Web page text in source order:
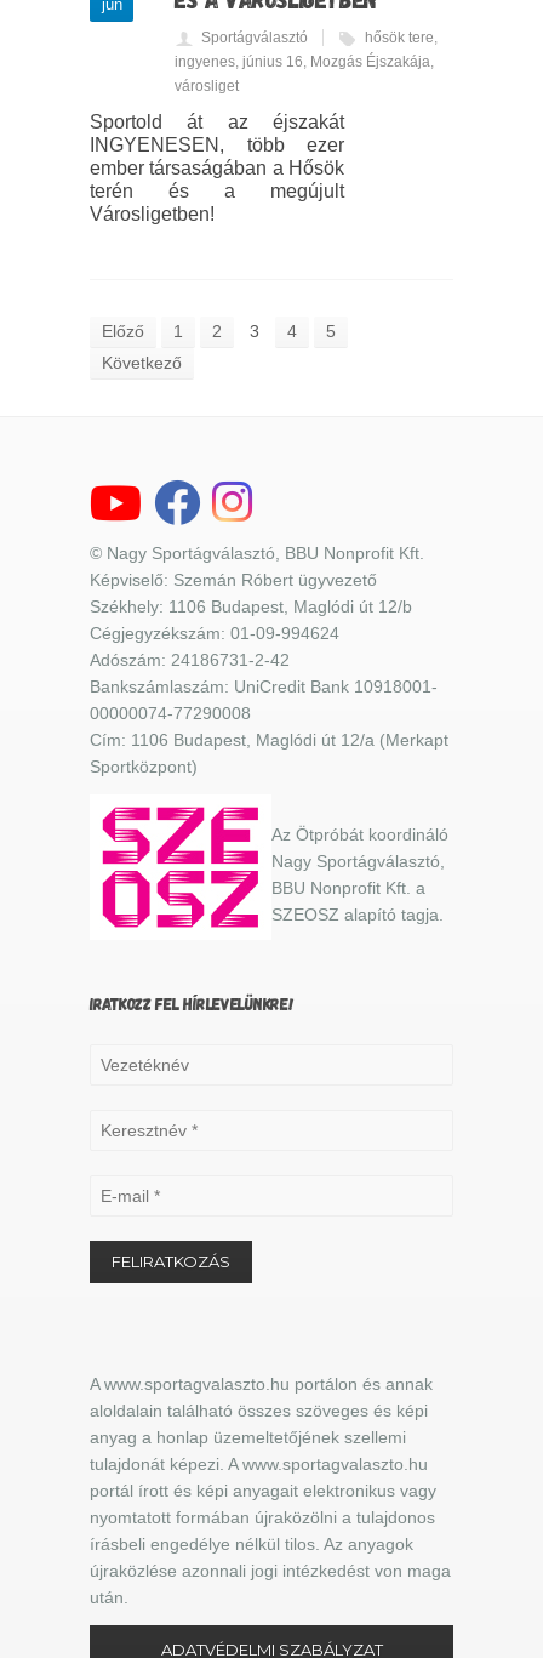
jún
Sportágválasztó hősök tere,
ingyenes, június 16, Mozgás Éjszakája,
városliget
Sportold át az éjszakát
INGYENESEN, több ezer
ember társaságában a Hősök
terén és a megújult
Városligetben!
Előző 1 2 3 4
5
Következő
© Nagy Sportágválasztó, BBU Nonprofit Kft.
Képviselő: Szemán Róbert ügyvezető
Székhely: 1106 Budapest, Maglódi út 12/b
Cégjegyzékszám: 01-09-994624
Adószám: 24186731-2-42
Bankszámlaszám: UniCredit Bank 10918001-
00000074-77290008
Cím: 1106 Budapest, Maglódi út 12/a (Merkapt
Sportközpont)
Az Ötpróbát koordináló
Nagy Sportágválasztó,
BBU Nonprofit Kft. a
SZEOSZ alapító tagja.
IRATKOZZ FEL HÍRLEVELÜNKRE!
A www.sportagvalaszto.hu portálon és annak
aloldalain található összes szöveges és képi
anyag a honlap üzemeltetőjének szellemi
tulajdonát képezi. A www.sportagvalaszto.hu
portál írott és képi anyagait elektronikus vagy
nyomtatott formában újraközölni a tulajdonos
írásbeli engedélye nélkül tilos. Az anyagok
újraközlése azonnali jogi intézkedést von maga
után.
ADATVÉDELMI SZABÁLYZAT